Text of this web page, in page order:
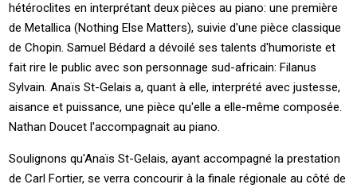
hétéroclites en interprétant deux pièces au piano: une première
de Metallica (Nothing Else Matters), suivie d'une pièce classique
de Chopin. Samuel Bédard a dévoilé ses talents d'humoriste et
fait rire le public avec son personnage sud-africain: Filanus
Sylvain. Anaïs St-Gelais a, quant à elle, interprété avec justesse,
aisance et puissance, une pièce qu'elle a elle-même composée.
Nathan Doucet l'accompagnait au piano.
Soulignons qu'Anaïs St-Gelais, ayant accompagné la prestation
de Carl Fortier, se verra concourir à la finale régionale au côté de